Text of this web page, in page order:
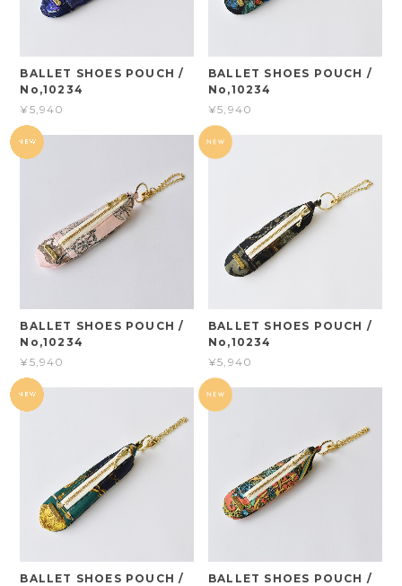
BALLET SHOES POUCH /
No,10234
¥5,940
BALLET SHOES POUCH /
No,10234
¥5,940
BALLET SHOES POUCH /
No,10234
¥5,940
BALLET SHOES POUCH /
No,10234
¥5,940
BALLET SHOES POUCH /
BALLET SHOES POUCH /